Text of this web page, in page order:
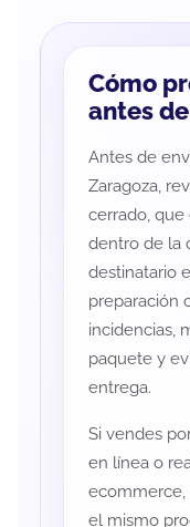
Cómo
antes
Antes de
Zaragoza,
cerrado,
dentro de la
destinatario
preparación
incidencias,
paquete y
entrega.
Si vendes
en línea o
ecommerce,
el mismo